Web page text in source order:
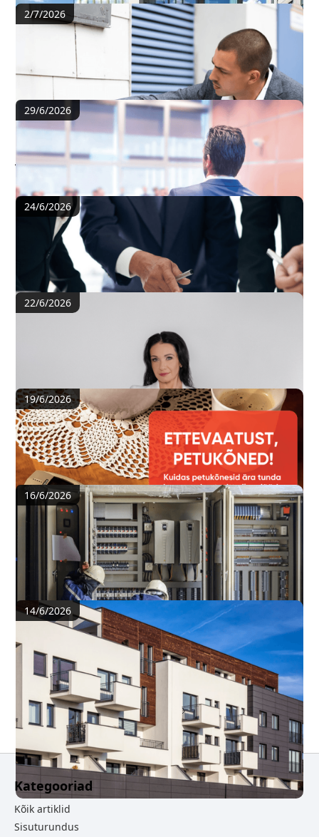
2/7/2026
Riigikogu arutab oskusseaduse eelnõud. Mida
see kinnisvarahaldurite jaoks tähendab?
29/6/2026
Meeldetuletuseks: Korteriühistu usaldusväärse
juhatuse 10 olulist märki
24/6/2026
Vandeadvokaat selgitab: Kes vastutab
korteriühistu renoveerimisel ja mille eest?
22/6/2026
Korteriühistu hooldus- ja remondiraha ei
tohiks ühte fondi ära segada
19/6/2026
Mida peab KÜ juht teadma, et ühistu raha
petturite eest kaitsta?
16/6/2026
Korterelamu ühise elektripaigaldise ohutuse
korraldamine on korteriühistu praktiline
kohustus
14/6/2026
Renoveerimislaen võib mõjutada korteri
müügihinda nii positiivselt kui negatiivselt
Järgmine
Kategooriad
Kõik artiklid
Sisuturundus